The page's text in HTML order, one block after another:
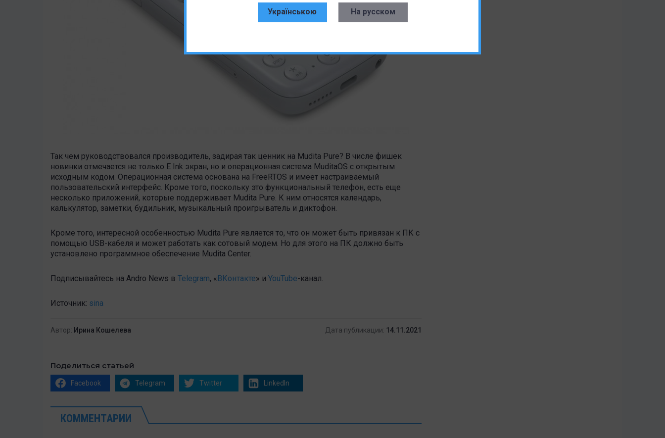
Українською На русском
Так чем руководствовался производитель, задирая так ценник на Mudita Pure? В числе фишек
новинки отмечается не только E Ink экран, но и операционная система MuditaOS с открытым
исходным кодом. Операционная система основана на FreeRTOS и имеет настраиваемый
пользовательский интерфейс. Кроме того, поскольку это функциональный телефон, есть еще
несколько приложений, которые поддерживает Mudita Pure. К ним относятся календарь,
калькулятор, заметки, будильник, музыкальный проигрыватель и диктофон.
Кроме того, интересной особенностью Mudita Pure является то, что он может быть привязан к ПК с
помощью USB-кабеля и может работать как сотовый модем. Но для этого на ПК должно быть
установлено программное обеспечение Mudita Center.
Подписывайтесь на Andro News в Telegram, «ВКонтакте» и YouTube-канал .
Источник: sina
Автор: Ирина Кошелева Дата публикации: 14.11.2021
Поделиться статьей
Facebook Telegram Twitter LinkedIn
КОММЕНТАРИИ